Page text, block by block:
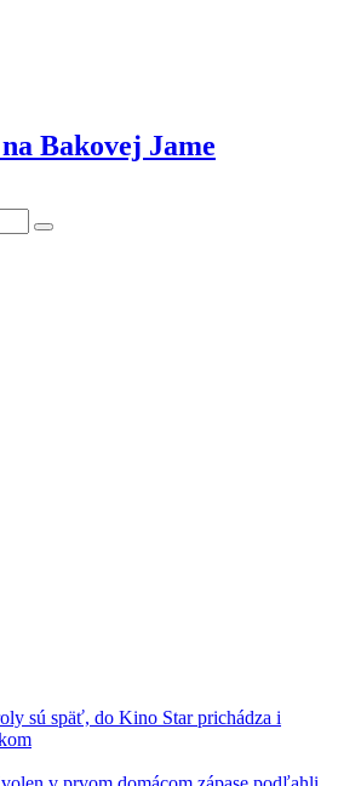
Bakovej Jame
sú späť, do Kino Star prichádza i